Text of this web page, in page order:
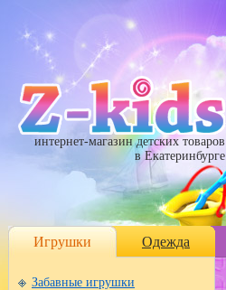
интернет-магазин детских товаров
в Екатеринбурге
Игрушки Одежда
Забавные игрушки